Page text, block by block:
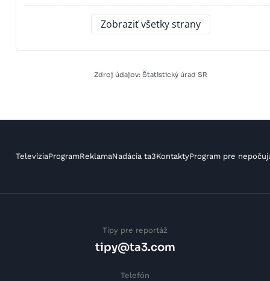
Zobraziť všetky strany
Zdroj údajov: Štatistický úrad SR
TelevíziaProgramReklamaNadácia ta3KontaktyProgram pre
Tipy pre reportáž
tipy@ta3.com
Telefón